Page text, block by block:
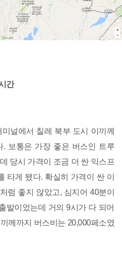
간
널에서 칠레 북부 도시 이끼께
. 보통은 가장 좋은 버스인 트루
당시 가격이 조금 더 싼 익스프
타게 됐다. 확실히 가격이 싼 이
럼 좋지 않았고, 심지어 40분이
발이었는데 거의 9시가 다 되어
께까지 버스비는 20,000페소였